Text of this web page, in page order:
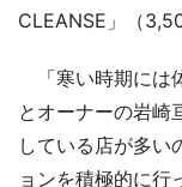
CLEANSE」（
「寒い時期には
とオーナーの岩崎
している店が多い
ョンを積極的に行